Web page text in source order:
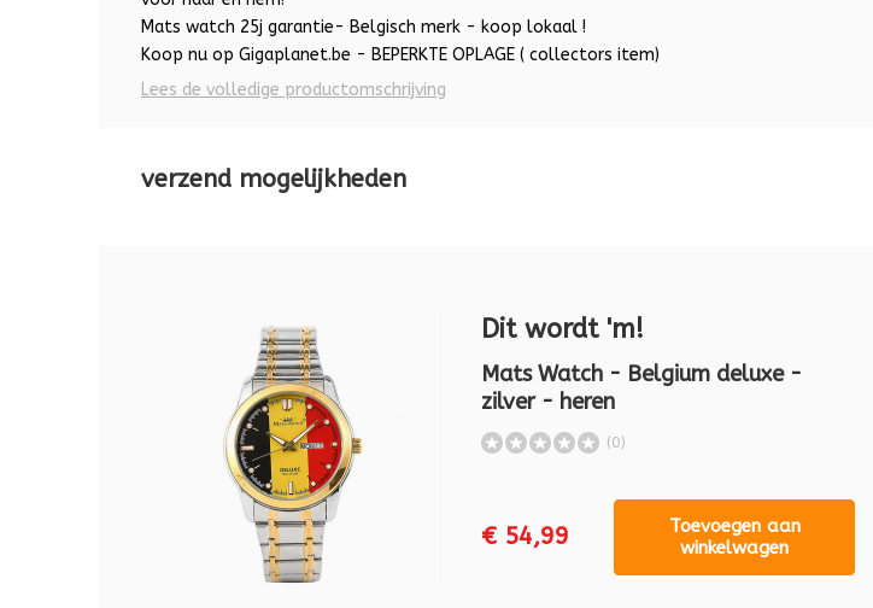
Mats watch 25j garantie- Belgisch merk - koop lokaal !
Koop nu op Gigaplanet.be - BEPERKTE OPLAGE ( collectors item)
Lees de volledige productomschrijving
verzend mogelijkheden
Dit wordt 'm!
Mats Watch - Belgium deluxe -
zilver - heren
(0)
€ 54,99
Toevoegen aan
winkelwagen